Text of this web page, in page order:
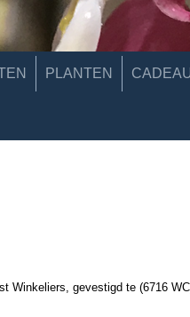
PLANTEN
Winkeliers, gevestigd te (6716